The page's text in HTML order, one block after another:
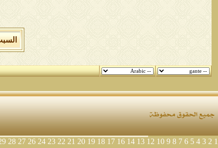
السبت 8 من اغسطس 2026 , الساعة
1
2
3
4
5
6
7
8
9
10
12
13
14
16
17
18
19
20
21
22
23
24
26
27
28